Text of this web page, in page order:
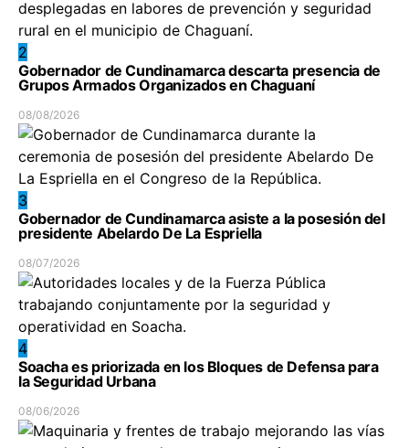
2
Gobernador de Cundinamarca descarta presencia de
Grupos Armados Organizados en Chaguaní
08/08/2026
3
Gobernador de Cundinamarca asiste a la posesión del
presidente Abelardo De La Espriella
08/07/2026
4
Soacha es priorizada en los Bloques de Defensa para
la Seguridad Urbana
08/06/2026